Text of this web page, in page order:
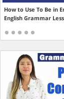
How to Use To Be in
English Grammar